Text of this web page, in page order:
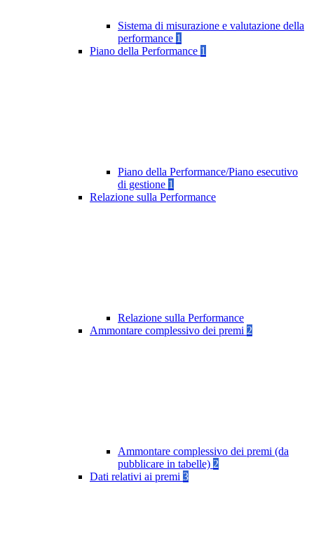
Sistema di misurazione e valutazione della
performance 1
Piano della Performance 1
Piano della Performance/Piano esecutivo
di gestione 1
Relazione sulla Performance
Relazione sulla Performance
Ammontare complessivo dei premi 2
Ammontare complessivo dei premi (da
pubblicare in tabelle) 2
Dati relativi ai premi 3